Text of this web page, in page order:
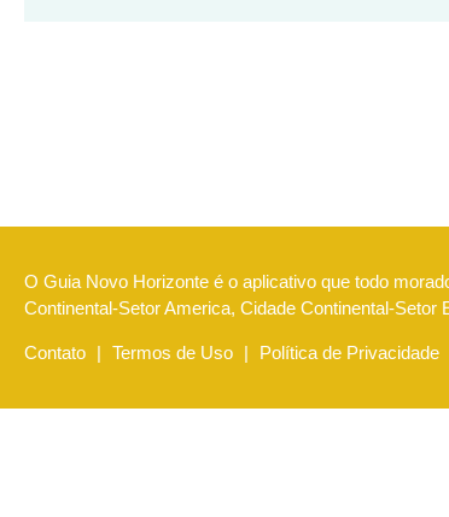
O Guia Novo Horizonte é o aplicativo que todo
Continental-Setor America, Cidade Continental-
Contato | Termos de Uso | Política de Privacidade